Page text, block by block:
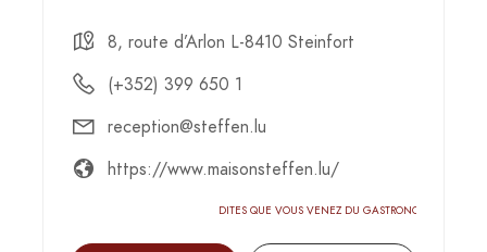
8, route d’Arlon L-8410 Steinfort
(+352) 399 650 1
reception@steffen.lu
https://www.maisonsteffen.lu/
DITES QUE VOUS VENEZ DU GASTRONOMIC-CIRCUS